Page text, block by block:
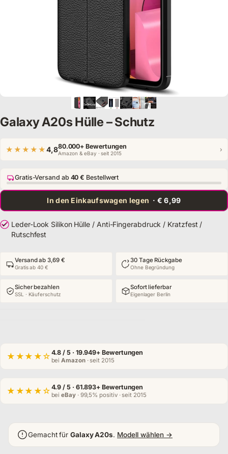
Galaxy A20s Hülle – Schutz
★★★★★4,880.000+ Bewertungen
Amazon & eBay · seit 2015 ›
Gratis-Versand ab 40 € Bestellwert
In den Einkaufswagen legen · € 6,99
Leder-Look Silikon Hülle / Anti-Fingerabdruck / Kratzfest /
Rutschfest
Versand ab 3,69 €
Gratis ab 40 €
30 Tage Rückgabe
Ohne Begründung
Sicher bezahlen
SSL · Käuferschutz
Sofort lieferbar
Eigenlager Berlin
★★★★☆ 4.8 / 5 · 19.949+ Bewertungen
beiAmazon· seit 2015
★★★★☆ 4.9 / 5 · 61.893+ Bewertungen
beieBay· 99,5% positiv · seit 2015
Gemacht fürGalaxy A20s. Modell wählen →